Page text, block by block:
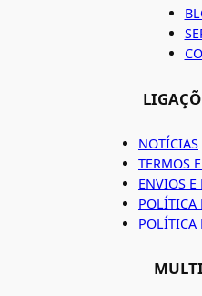
NOTÍCIAS
TERMOS
ENVIOS E
POLÍTICA
POLÍTICA